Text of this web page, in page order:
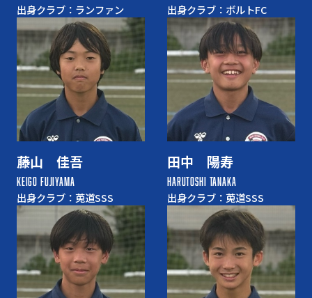
出身クラブ：ランファン 出身クラブ：ボルトFC
藤山 佳吾
KEIGO FUJIYAMA
出身クラブ：莵道SSS
田中 陽寿
HARUTOSHI TANAKA
出身クラブ：莵道SSS